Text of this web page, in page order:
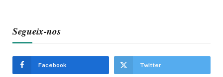
Segueix-nos
Facebook Twitter